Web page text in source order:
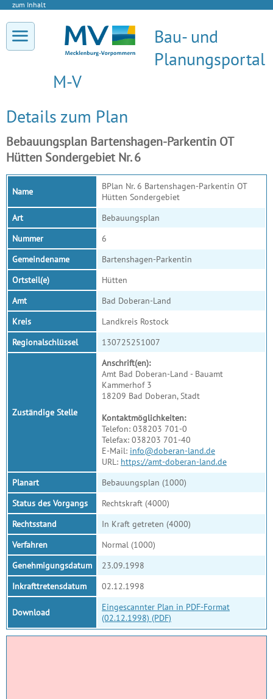
zum Inhalt
Bau- und
Planungsportal
M-V
Details zum Plan
Bebauungsplan Bartenshagen-Parkentin OT
Hütten Sondergebiet Nr. 6
Name
BPlan Nr. 6 Bartenshagen-Parkentin OT
Hütten Sondergebiet
Art
Bebauungsplan
Nummer
6
Gemeindename
Bartenshagen-Parkentin
Ortsteil(e)
Hütten
Amt
Bad Doberan-Land
Kreis
Landkreis Rostock
Regionalschlüssel
130725251007
Zuständige Stelle
Anschrift(en):
Amt Bad Doberan-Land - Bauamt
Kammerhof 3
18209 Bad Doberan, Stadt
Kontaktmöglichkeiten:
Telefon: 038203 701-0
Telefax: 038203 701-40
E-Mail: info@doberan-land.de
URL: https://amt-doberan-land.de
Planart
Bebauungsplan (1000)
Status des Vorgangs
Rechtskraft (4000)
Rechtsstand
In Kraft getreten (4000)
Verfahren
Normal (1000)
Genehmigungsdatum
23.09.1998
Inkrafttretensdatum
02.12.1998
Download
Eingescannter Plan in PDF-Format
(02.12.1998) (PDF)